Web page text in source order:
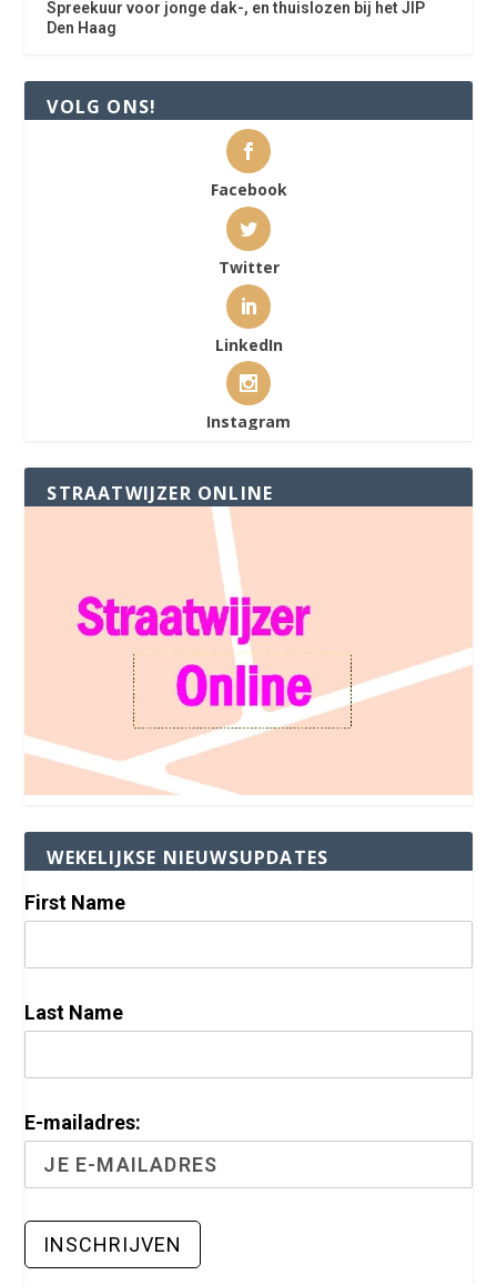
Spreekuur voor jonge dak-, en thuislozen bij het JIP
Den Haag
VOLG ONS!
Facebook
Twitter
LinkedIn
Instagram
STRAATWIJZER ONLINE
WEKELIJKSE NIEUWSUPDATES
First Name
Last Name
E-mailadres: